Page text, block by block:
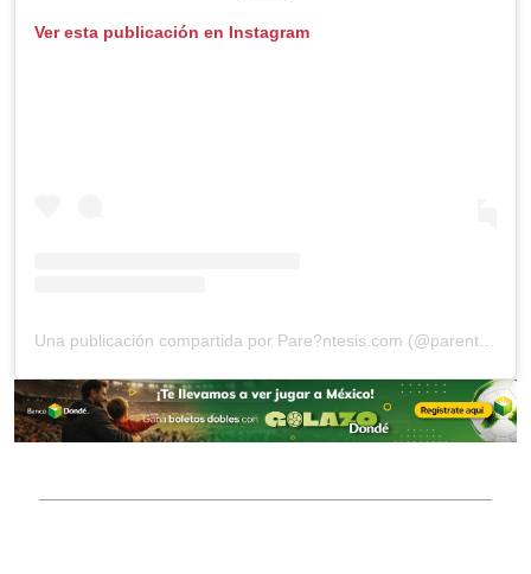
Ver esta publicación en Instagram
Una publicación compartida por Pare?ntesis.com (@parentesiscom)